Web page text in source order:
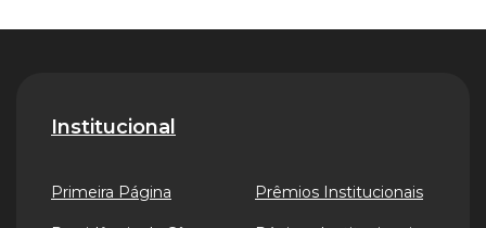
Institucional
Primeira Página Prêmios Institucionais